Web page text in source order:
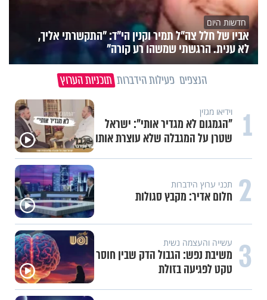
חדשות היום
אביו של חלל צה"ל תמיר וקנין הי"ד: "התקשרתי אליך,
לא ענית. הרגשתי שמשהו רע קורה"
הנצפים פעילות הידברות תוכניות הערוץ
1 וידיאו מגזין
"הגמגום לא מגדיר אותי": ישראל
שטרן על המגבלה שלא עוצרת אותו
2 תכני ערוץ הידברות
חלום אדיר: מקבץ סגולות
3 עשייה והעצמה נשית
משיבת נפש: הגבול הדק שבין חוסר
טקט לפגיעה בזולת